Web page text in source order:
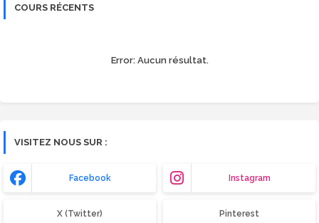
COURS RÉCENTS
Error:Aucun résultat.
VISITEZ NOUS SUR :
Facebook Instagram
X (Twitter) Pinterest